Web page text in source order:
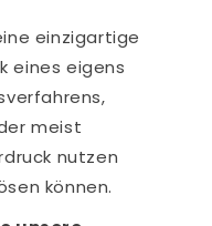
einzigartige
eines eigens
meist
nutzen
können.